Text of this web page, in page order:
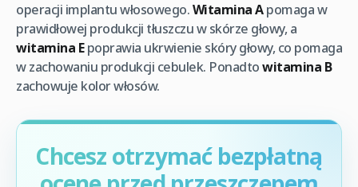
operacji implantu włosowego.Witamina Apomaga w
prawidłowej produkcji tłuszczu w skórze głowy, a
witamina Epoprawia ukrwienie skóry głowy, co pomaga
w zachowaniu produkcji cebulek. Ponadtowitamina B
zachowuje kolor włosów.
Chcesz otrzymać bezpłatną